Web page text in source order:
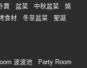
賣 盆菜 中秋盆菜
燒
食材 冬至盆菜
聖誕
波波池
Party Room